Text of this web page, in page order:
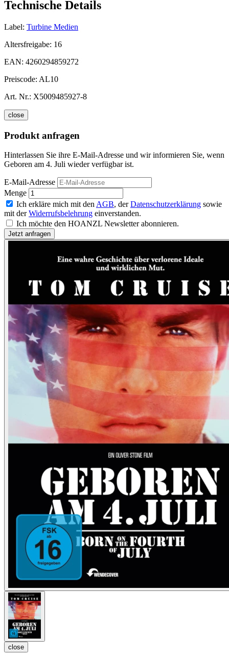
Technische Details
Label: Turbine Medien
Altersfreigabe: 16
EAN: 4260294859272
Preiscode: AL10
Art. Nr.: X5009485927-8
close
Produkt anfragen
Hinterlassen Sie ihre E-Mail-Adresse und wir informieren Sie, wenn
Geboren am 4. Juli wieder verfügbar ist.
E-Mail-Adresse
Menge
Ich erkläre mich mit den AGB, derDatenschutzerklärung sowie
mit derWiderrufsbelehrung einverstanden.
Ich möchte den HOANZL Newsletter abonnieren.
close